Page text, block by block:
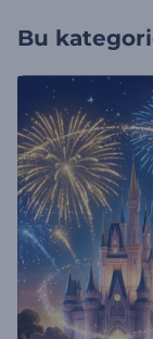
Bu